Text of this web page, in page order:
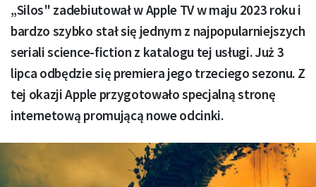
„Silos" zadebiutował w Apple TV w maju 2023 roku i
bardzo szybko stał się jednym z najpopularniejszych
seriali science-fiction z katalogu tej usługi. Już 3
lipca odbędzie się premiera jego trzeciego sezonu. Z
tej okazji Apple przygotowało specjalną stronę
internetową promującą nowe odcinki.